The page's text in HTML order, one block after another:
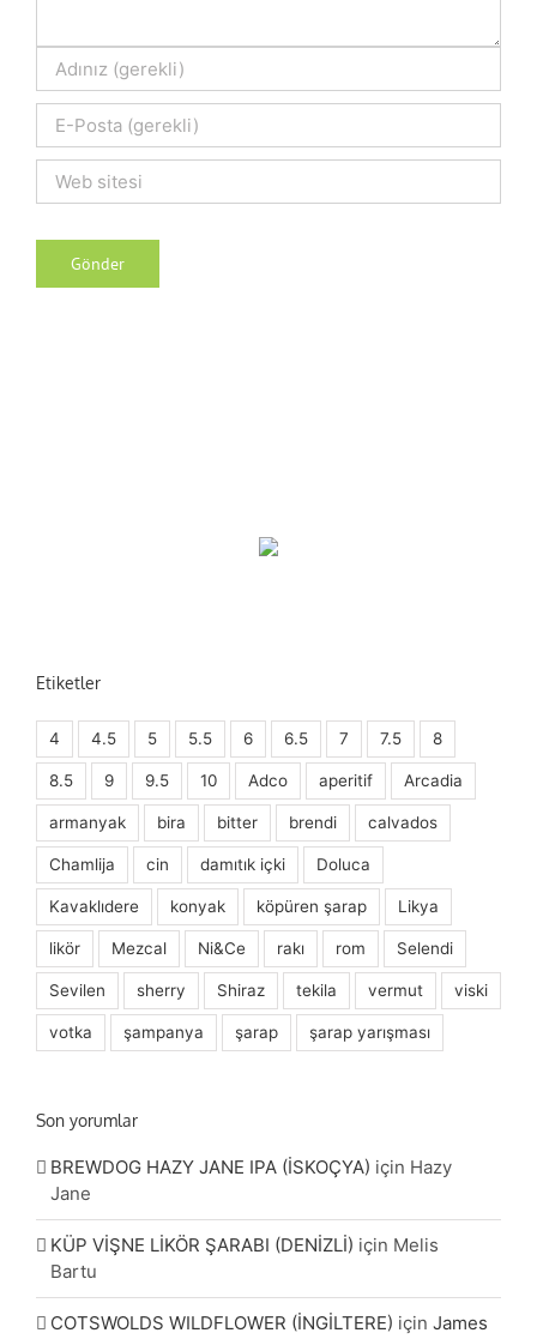
Etiketler
4 4.5 5 5.5 6 6.5 7 7.5 8
8.5 9 9.5 10 Adco aperitif Arcadia
armanyak bira bitter brendi calvados
Chamlija cin damıtık içki Doluca
Kavaklıdere konyak köpüren şarap Likya
likör Mezcal Ni&Ce rakı rom Selendi
Sevilen sherry Shiraz tekila vermut viski
votka şampanya şarap şarap yarışması
Son yorumlar
BREWDOG HAZY JANE IPA (İSKOÇYA) için Hazy
Jane
KÜP VİŞNE LİKÖR ŞARABI (DENİZLİ) için Melis
Bartu
COTSWOLDS WILDFLOWER (İNGİLTERE) için James